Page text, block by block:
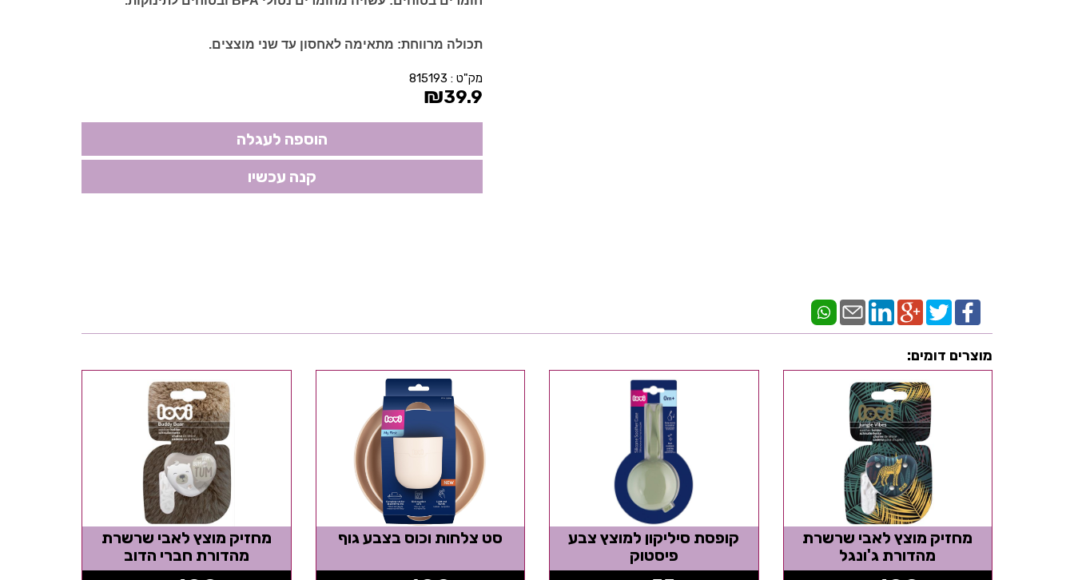
תכולה מרווחת: מתאימה לאחסון עד שני מוצצים.
מק"ט : 815193
₪39.9
מוצרים דומים:
מחזיק מוצץ לאבי שרשרת
מהדורת ג'ונגל
קופסת סיליקון למוצץ צבע
פיסטוק
סט צלחות וכוס בצבע גוף
מחזיק מוצץ לאבי שרשרת
מהדורת חברי הדוב